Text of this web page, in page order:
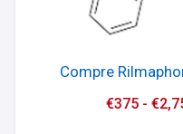
Compre
€375- €